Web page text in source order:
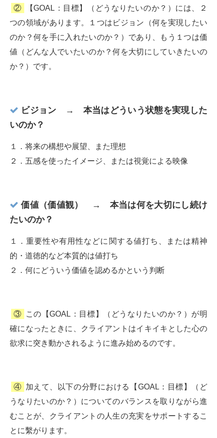
②
【GOAL：目標】（どうなりたいのか？）には、２
つの領域があります。１つはビジョン（何を実現したい
のか？何を手に入れたいのか？）であり、もう１つは価
値（どんな人でいたいのか？何を大切にしていきたいの
か？）です。
ビジョン → 本当はどういう状態を実現した
いのか？
１．将来の構想や展望、また理想
２．五感を使ったイメージ、または視覚による映像
価値（価値観） → 本当は何を大切にし続け
たいのか？
１．重要性や有用性などに関する値打ち、または精神
的・道徳的など本質的は値打ち
２．何にどういう価値を認めるかという判断
③
この【GOAL：目標】（どうなりたいのか？）が明
確になったときに、クライアントはイキイキとした心の
欲求に突き動かされるように進み始めるのです。
④ 加えて、以下の分野における【GOAL：目標】（ど
うなりたいのか？）についてのバランスを取りながら進
むことが、クライアントの人生の充実をサポートするこ
とに繫がります。